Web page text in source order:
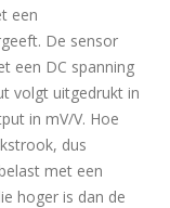
een
De sensor
een DC spanning
volgt uitgedrukt in
in mV/V. Hoe
dus
met een
hoger is dan de